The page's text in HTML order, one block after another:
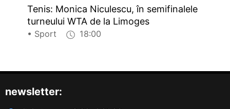
Tenis: Monica Niculescu, în semifinalele
turneului WTA de la Limoges
• Sport 18:00
newsletter: